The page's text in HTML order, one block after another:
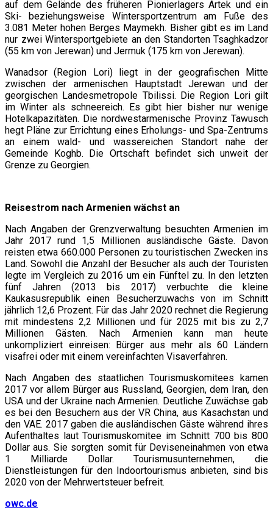
auf dem Gelände des früheren Pionierlagers Artek und ein
Ski- beziehungsweise Wintersportzentrum am Fuße des
3.081 Meter hohen Berges Maymekh. Bisher gibt es im Land
nur zwei Wintersportgebiete an den Standorten Tsaghkadzor
(55 km von Jerewan) und Jermuk (175 km von Jerewan).
Wanadsor (Region Lori) liegt in der geografischen Mitte
zwischen der armenischen Hauptstadt Jerewan und der
georgischen Landesmetropole Tbilissi. Die Region Lori gilt
im Winter als schneereich. Es gibt hier bisher nur wenige
Hotelkapazitäten. Die nordwestarmenische Provinz Tawusch
hegt Pläne zur Errichtung eines Erholungs- und Spa-Zentrums
an einem wald- und wassereichen Standort nahe der
Gemeinde Koghb. Die Ortschaft befindet sich unweit der
Grenze zu Georgien.
Reisestrom nach Armenien wächst an
Nach Angaben der Grenzverwaltung besuchten Armenien im
Jahr 2017 rund 1,5 Millionen ausländische Gäste. Davon
reisten etwa 660.000 Personen zu touristischen Zwecken ins
Land. Sowohl die Anzahl der Besucher als auch der Touristen
legte im Vergleich zu 2016 um ein Fünftel zu. In den letzten
fünf Jahren (2013 bis 2017) verbuchte die kleine
Kaukasusrepublik einen Besucherzuwachs von im Schnitt
jährlich 12,6 Prozent. Für das Jahr 2020 rechnet die Regierung
mit mindestens 2,2 Millionen und für 2025 mit bis zu 2,7
Millionen Gästen. Nach Armenien kann man heute
unkompliziert einreisen: Bürger aus mehr als 60 Ländern
visafrei oder mit einem vereinfachten Visaverfahren.
Nach Angaben des staatlichen Tourismuskomitees kamen
2017 vor allem Bürger aus Russland, Georgien, dem Iran, den
USA und der Ukraine nach Armenien. Deutliche Zuwächse gab
es bei den Besuchern aus der VR China, aus Kasachstan und
den VAE. 2017 gaben die ausländischen Gäste während ihres
Aufenthaltes laut Tourismuskomitee im Schnitt 700 bis 800
Dollar aus. Sie sorgten somit für Deviseneinahmen von etwa
1 Milliarde Dollar. Tourismusunternehmen, die
Dienstleistungen für den Indoortourismus anbieten, sind bis
2020 von der Mehrwertsteuer befreit.
owc.de